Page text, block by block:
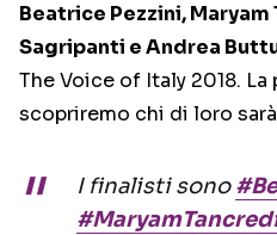
Beatrice Pezzini, Maryam
Sagripanti e Andrea
The Voice of Italy 2018.
scopriremo chi di loro
I finalisti sono